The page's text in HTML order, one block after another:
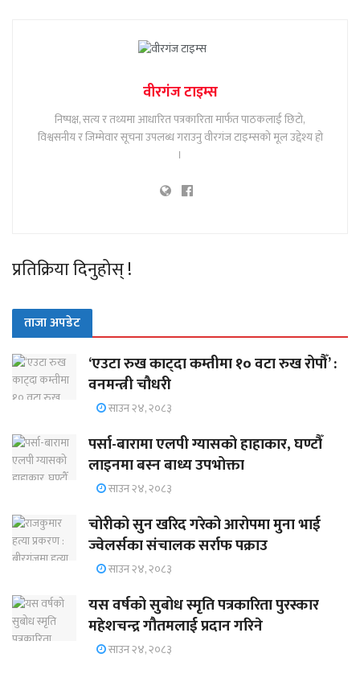
वीरगंज टाइम्स
निष्पक्ष, सत्य र तथ्यमा आधारित पत्रकारिता मार्फत पाठकलाई छिटो,
विश्वसनीय र जिम्मेवार सूचना उपलब्ध गराउनु वीरगंज टाइम्सको मूल उद्देश्य हो
।
प्रतिक्रिया दिनुहोस् !
ताजा अपडेट
‘एउटा रुख काट्दा कम्तीमा १० वटा रुख रोपौँ’ :
वनमन्त्री चौधरी
साउन २४, २०८३
पर्सा-बारामा एलपी ग्यासको हाहाकार, घण्टौँ
लाइनमा बस्न बाध्य उपभोक्ता
साउन २४, २०८३
चोरीको सुन खरिद गरेको आरोपमा मुना भाई
ज्वेलर्सका संचालक सर्राफ पक्राउ
साउन २४, २०८३
यस वर्षको सुबोध स्मृति पत्रकारिता पुरस्कार
महेशचन्द्र गौतमलाई प्रदान गरिने
साउन २४, २०८३